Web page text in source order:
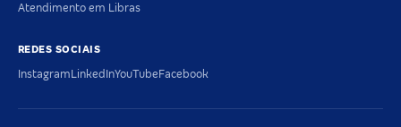
Atendimento em Libras
REDES SOCIAIS
InstagramLinkedInYouTubeFacebook